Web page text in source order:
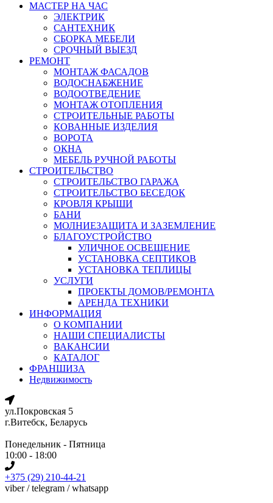
МАСТЕР НА ЧАС
ЭЛЕКТРИК
САНТЕХНИК
СБОРКА МЕБЕЛИ
СРОЧНЫЙ ВЫЕЗД
РЕМОНТ
МОНТАЖ ФАСАДОВ
ВОДОСНАБЖЕНИЕ
ВОДООТВЕДЕНИЕ
МОНТАЖ ОТОПЛЕНИЯ
СТРОИТЕЛЬНЫЕ РАБОТЫ
КОВАННЫЕ ИЗДЕЛИЯ
ВОРОТА
ОКНА
МЕБЕЛЬ РУЧНОЙ РАБОТЫ
СТРОИТЕЛЬСТВО
СТРОИТЕЛЬСТВО ГАРАЖА
СТРОИТЕЛЬСТВО БЕСЕДОК
КРОВЛЯ КРЫШИ
БАНИ
МОЛНИЕЗАЩИТА И ЗАЗЕМЛЕНИЕ
БЛАГОУСТРОЙСТВО
УЛИЧНОЕ ОСВЕЩЕНИЕ
УСТАНОВКА СЕПТИКОВ
УСТАНОВКА ТЕПЛИЦЫ
УСЛУГИ
ПРОЕКТЫ ДОМОВ/РЕМОНТА
АРЕНДА ТЕХНИКИ
ИНФОРМАЦИЯ
О КОМПАНИИ
НАШИ СПЕЦИАЛИСТЫ
ВАКАНСИИ
КАТАЛОГ
ФРАНШИЗА
Недвижимость
ул.Покровская 5
г.Витебск, Беларусь
Понедельник - Пятница
10:00 - 18:00
+375 (29) 210-44-21
viber / telegram / whatsapp